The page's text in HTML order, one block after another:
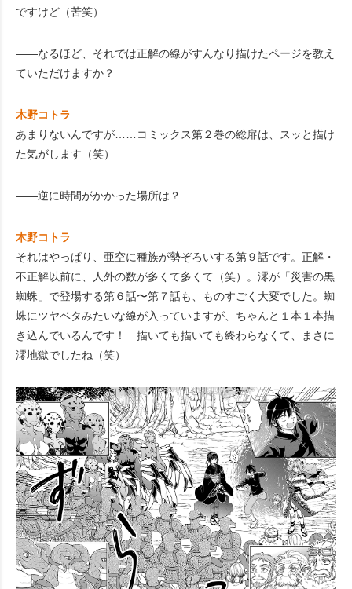
ですけど（苦笑）
――なるほど、それでは正解の線がすんなり描けたページを教え
ていただけますか？
木野コトラ
あまりないんですが……コミックス第２巻の総扉は、スッと描け
た気がします（笑）
――逆に時間がかかった場所は？
木野コトラ
それはやっぱり、亜空に種族が勢ぞろいする第９話です。正解・
不正解以前に、人外の数が多くて多くて（笑）。澪が「災害の黒
蜘蛛」で登場する第６話〜第７話も、ものすごく大変でした。蜘
蛛にツヤベタみたいな線が入っていますが、ちゃんと１本１本描
き込んでいるんです！ 描いても描いても終わらなくて、まさに
澪地獄でしたね（笑）